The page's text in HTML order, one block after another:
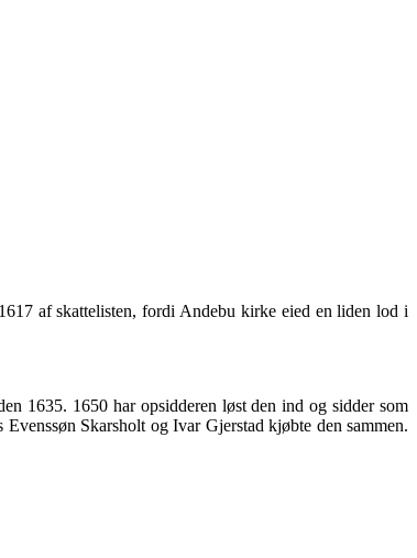
af skattelisten, fordi Andebu kirke eied en liden lod i
1635. 1650 har opsidderen løst den ind og sidder som
Skarsholt og Ivar Gjerstad kjøbte den sammen.